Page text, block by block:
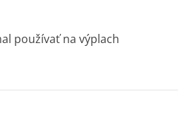
používať na výplach